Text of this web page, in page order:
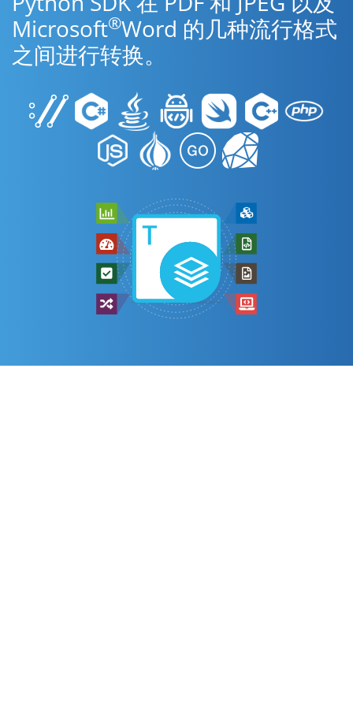
Microsoft®Word 的几种流行格式
之间进行转换。